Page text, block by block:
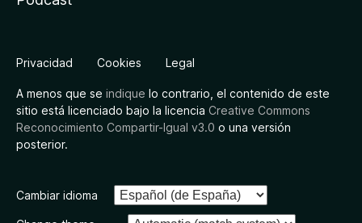
Privacidad Cookies Legal
A menos que se indique lo contrario, el contenido de este
sitio está licenciado bajo la licencia Creative Commons
Reconocimiento Compartir-Igual v3.0 o una versión
posterior.
Cambiar idioma